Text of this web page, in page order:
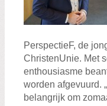
Zoeken:
PerspectieF, de
ChristenUnie. Met
enthousiasme
worden afgevuurd.
belangrijk om